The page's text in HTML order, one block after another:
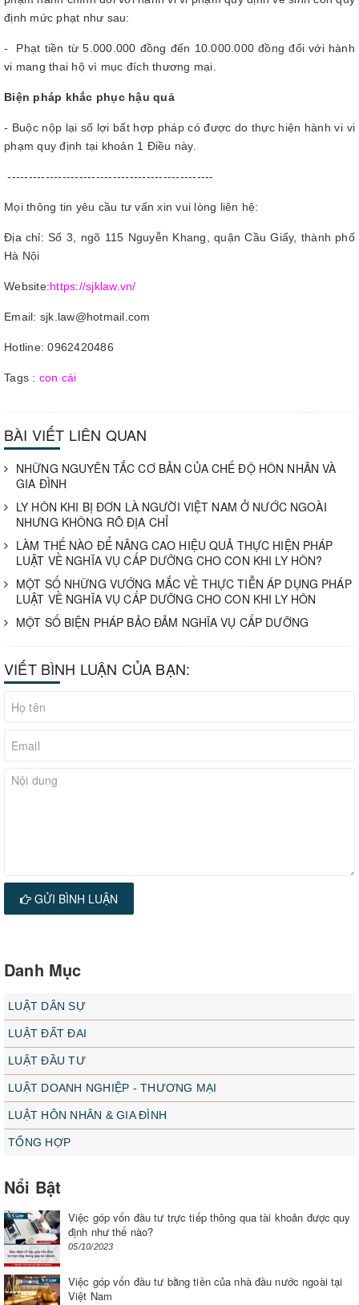
định mức phạt như sau:
- Phạt tiền từ 5.000.000 đồng đến 10.000.000 đồng đối với hành
vi mang thai hộ vì mục đích thương mại.
Biện pháp khắc phục hậu quả
- Buộc nộp lại số lợi bất hợp pháp có được do thực hiện hành vi vi
phạm quy định tại khoản 1 Điều này.
-------------------------------------------------
Mọi thông tin yêu cầu tư vấn xin vui lòng liên hệ:
Địa chỉ: Số 3, ngõ 115 Nguyễn Khang, quận Cầu Giấy, thành phố
Hà Nội
Website:https://sjklaw.vn/
Email: sjk.law@hotmail.com
Hotline: 0962420486
Tags : con cái
BÀI VIẾT LIÊN QUAN
NHỮNG NGUYÊN TẮC CƠ BẢN CỦA CHẾ ĐỘ HÔN NHÂN VÀ
GIA ĐÌNH
LY HÔN KHI BỊ ĐƠN LÀ NGƯỜI VIỆT NAM Ở NƯỚC NGOÀI
NHƯNG KHÔNG RÕ ĐỊA CHỈ
LÀM THẾ NÀO ĐỂ NÂNG CAO HIỆU QUẢ THỰC HIỆN PHÁP
LUẬT VỀ NGHĨA VỤ CẤP DƯỠNG CHO CON KHI LY HÔN?
MỘT SỐ NHỮNG VƯỚNG MẮC VỀ THỰC TIỄN ÁP DỤNG PHÁP
LUẬT VỀ NGHĨA VỤ CẤP DƯỠNG CHO CON KHI LY HÔN
MỘT SỐ BIỆN PHÁP BẢO ĐẢM NGHĨA VỤ CẤP DƯỠNG
VIẾT BÌNH LUẬN CỦA BẠN:
GỬI BÌNH LUẬN
Danh Mục
LUẬT DÂN SỰ
LUẬT ĐẤT ĐAI
LUẬT ĐẦU TƯ
LUẬT DOANH NGHIỆP - THƯƠNG MẠI
LUẬT HÔN NHÂN & GIA ĐÌNH
TỔNG HỢP
Nổi Bật
Việc góp vốn đầu tư trực tiếp thông qua tài khoản được quy
định như thế nào?
05/10/2023
Việc góp vốn đầu tư bằng tiền của nhà đầu nước ngoài tại
Việt Nam